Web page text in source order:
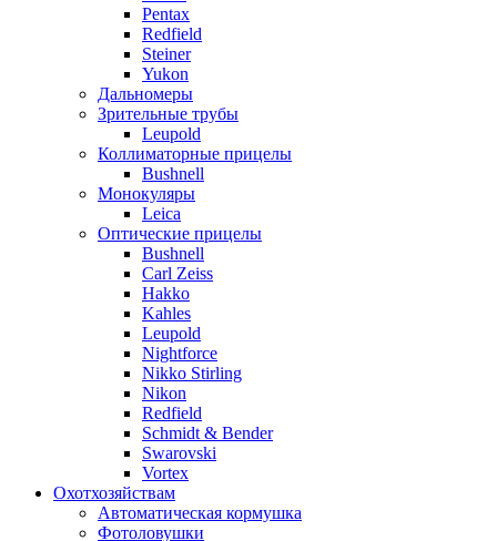
Pentax
Redfield
Steiner
Yukon
Дальномеры
Зрительные трубы
Leupold
Коллиматорные прицелы
Bushnell
Монокуляры
Leica
Оптические прицелы
Bushnell
Carl Zeiss
Hakko
Kahles
Leupold
Nightforce
Nikko Stirling
Nikon
Redfield
Schmidt & Bender
Swarovski
Vortex
Охотхозяйствам
Автоматическая кормушка
Фотоловушки